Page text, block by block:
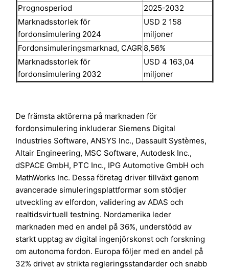
Prognosperiod
2025-2032
Marknadsstorlek för
fordonsimulering 2024
USD 2 158
miljoner
Fordonsimuleringsmarknad, CAGR 8,56%
Marknadsstorlek för
fordonsimulering 2032
USD 4 163,04
miljoner
De främsta aktörerna på marknaden för
fordonsimulering inkluderar Siemens Digital
Industries Software, ANSYS Inc., Dassault Systèmes,
Altair Engineering, MSC Software, Autodesk Inc.,
dSPACE GmbH, PTC Inc., IPG Automotive GmbH och
MathWorks Inc. Dessa företag driver tillväxt genom
avancerade simuleringsplattformar som stödjer
utveckling av elfordon, validering av ADAS och
realtidsvirtuell testning. Nordamerika leder
marknaden med en andel på 36%, understödd av
starkt upptag av digital ingenjörskonst och forskning
om autonoma fordon. Europa följer med en andel på
32% drivet av strikta regleringsstandarder och snabb